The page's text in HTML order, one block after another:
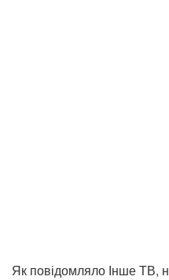
Як повідомляло Інше ТВ,